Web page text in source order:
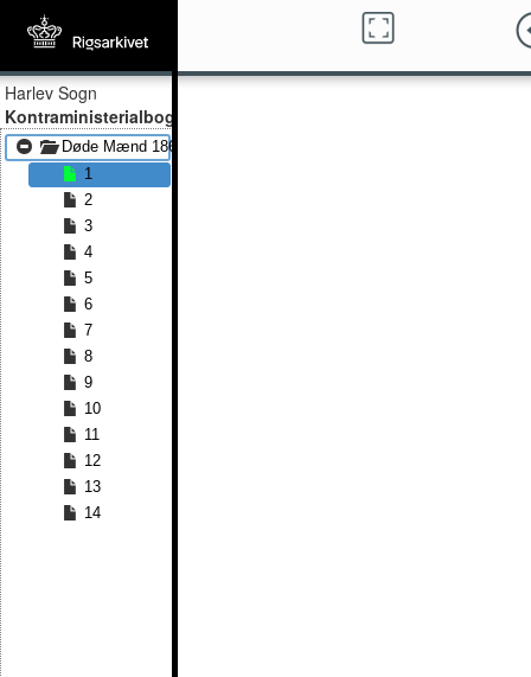
Harlev Sogn
Kontraministerialbog
Døde Mænd 1864 - Døde Mænd 1876
1
2
3
4
5
6
7
8
9
10
11
12
13
14